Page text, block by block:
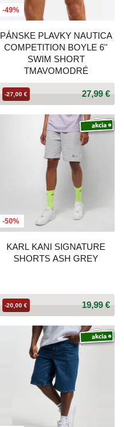
-49%
PÁNSKE PLAVKY NAUTICA
COMPETITION BOYLE 6''
SWIM SHORT
TMAVOMODRÉ
27,99 €
-27,00 €
-50%
KARL KANI SIGNATURE
SHORTS ASH GREY
19,99 €
-20,00 €